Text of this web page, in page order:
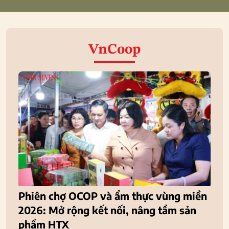
VnCoop
Phiên chợ OCOP và ẩm thực vùng miền
2026: Mở rộng kết nối, nâng tầm sản
phẩm HTX